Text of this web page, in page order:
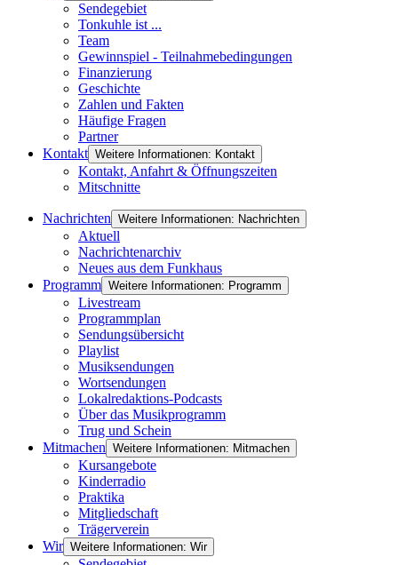
Sendegebiet
Tonkuhle ist ...
Team
Gewinnspiel - Teilnahmebedingungen
Finanzierung
Geschichte
Zahlen und Fakten
Häufige Fragen
Partner
Kontakt Weitere Informationen: Kontakt
Kontakt, Anfahrt & Öffnungszeiten
Mitschnitte
Nachrichten Weitere Informationen: Nachrichten
Aktuell
Nachrichtenarchiv
Neues aus dem Funkhaus
Programm Weitere Informationen: Programm
Livestream
Programmplan
Sendungsübersicht
Playlist
Musiksendungen
Wortsendungen
Lokalredaktions-Podcasts
Über das Musikprogramm
Trug und Schein
Mitmachen Weitere Informationen: Mitmachen
Kursangebote
Kinderradio
Praktika
Mitgliedschaft
Trägerverein
Wir Weitere Informationen: Wir